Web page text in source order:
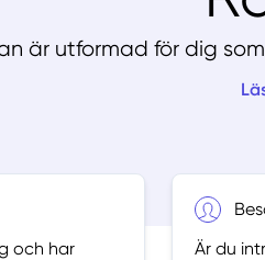
är utformad för dig
och har
Är du